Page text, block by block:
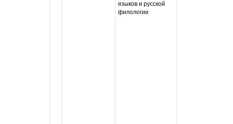
языков и русской
филологии